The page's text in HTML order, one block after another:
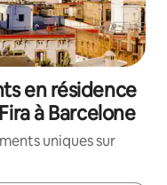
en résidence
à Barcelone
uniques sur